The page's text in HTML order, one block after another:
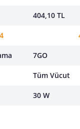
4
404,10 TL
7GO
Tüm Vücut
30 W